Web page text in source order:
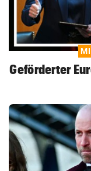
Geförderter